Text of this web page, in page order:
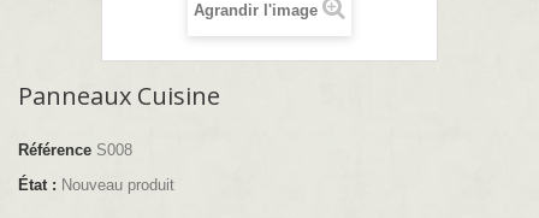
Agrandir l'image
Panneaux Cuisine
Référence S008
État : Nouveau produit